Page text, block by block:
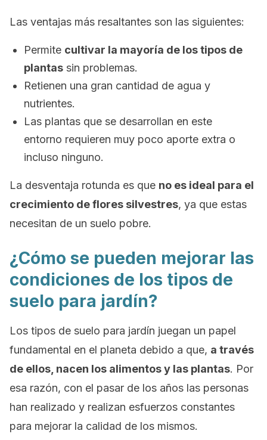
Las ventajas más resaltantes son las siguientes:
Permite cultivar la mayoría de los tipos de
plantas sin problemas.
Retienen una gran cantidad de agua y
nutrientes.
Las plantas que se desarrollan en este
entorno requieren muy poco aporte extra o
incluso ninguno.
La desventaja rotunda es que no es ideal para el
crecimiento de flores silvestres, ya que estas
necesitan de un suelo pobre.
¿Cómo se pueden mejorar las
condiciones de los tipos de
suelo para jardín?
Los tipos de suelo para jardín juegan un papel
fundamental en el planeta debido a que, a través
de ellos, nacen los alimentos y las plantas. Por
esa razón, con el pasar de los años las personas
han realizado y realizan esfuerzos constantes
para mejorar la calidad de los mismos.